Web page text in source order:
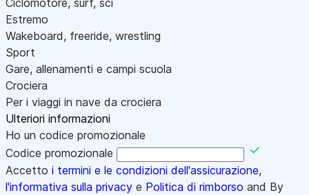
Ciclomotore, surf, sci
Estremo
Wakeboard, freeride, wrestling
Sport
Gare, allenamenti e campi scuola
Crociera
Per i viaggi in nave da crociera
Ulteriori informazioni
Ho un codice promozionale
Codice promozionale
Accetto i termini e le condizioni dell'assicurazione,
l'informativa sulla privacy e Politica di rimborso and By